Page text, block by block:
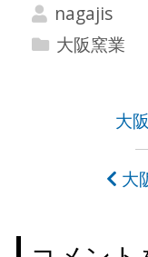
nagajis
大阪窯業
ビ
大
大